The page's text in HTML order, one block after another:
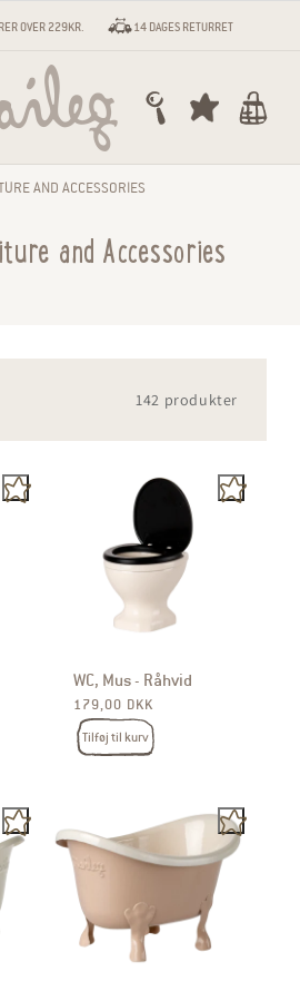
OVER 229KR. 14 DAGES RETURRET
Vogn
AND ACCESSORIES
and Accessories
142 produkter
WC, Mus - Råhvid
Normalpris
179,00 DKK
Tilføj til kurv